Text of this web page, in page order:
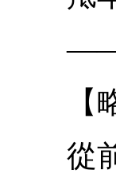
——《
【略
從前